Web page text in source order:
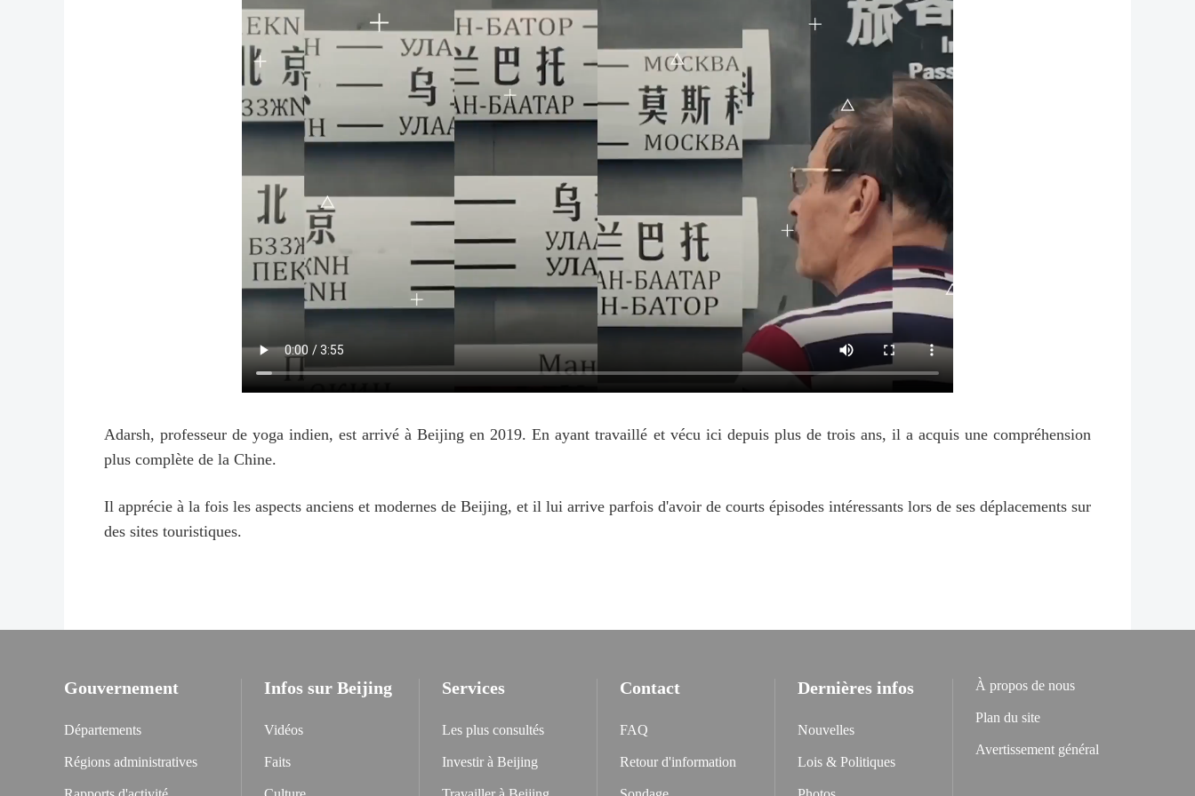
Adarsh, professeur de yoga indien, est arrivé à Beijing en 2019. En ayant travaillé et vécu ici depuis plus de trois ans, il a acquis une compréhension
plus complète de la Chine.
Il apprécie à la fois les aspects anciens et modernes de Beijing, et il lui arrive parfois d'avoir de courts épisodes intéressants lors de ses déplacements sur
des sites touristiques.
Gouvernement
Départements
Régions administratives
Infos sur Beijing
Vidéos
Faits
Services
Les plus consultés
Investir à Beijing
Contact
FAQ
Retour d'information
Dernières infos
Nouvelles
Lois & Politiques
À propos de nous
Plan du site
Avertissement général